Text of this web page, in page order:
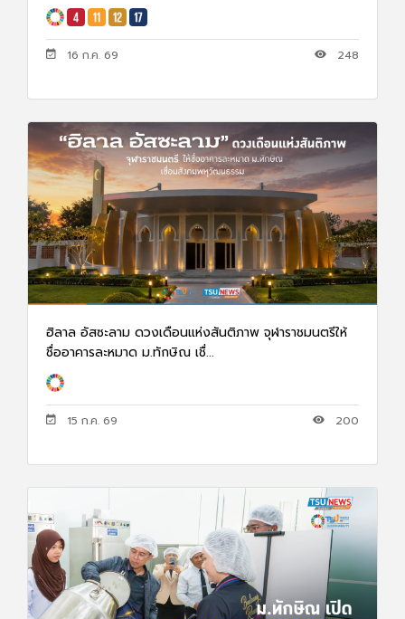
16 ก.ค. 69 248
ฮิลาล อัสซะลาม ดวงเดือนแห่งสันติภาพ จุฬาราชมนตรีให้
ชื่ออาคารละหมาด ม.ทักษิณ เชื่...
15 ก.ค. 69 200